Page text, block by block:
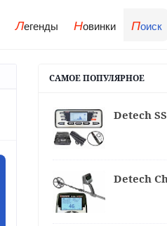
Легенды Новинки Поиск
САМОЕ ПОПУЛЯРНОЕ
Detech
Detech